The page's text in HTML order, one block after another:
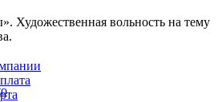
Художественная вольность на тему